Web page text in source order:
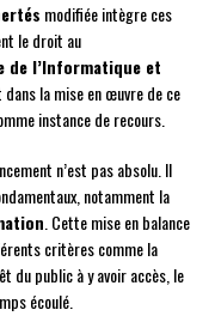
modifiée intègre ces
le droit au
de l’Informatique et
la mise en œuvre de ce
instance de recours.
n’est pas absolu. Il
notamment la
. Cette mise en balance
critères comme la
du public à y avoir accès, le
écoulé.